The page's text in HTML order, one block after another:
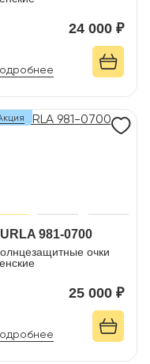
24 000 ₽
981-0700
очки
25 000 ₽